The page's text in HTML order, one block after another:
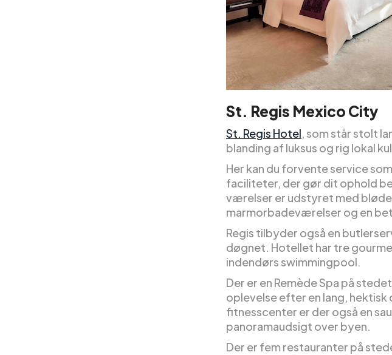
St. Regis Mexico City
St. Regis Hotel, som står stolt
blanding af luksus og rig lokal
Her kan du forvente service
faciliteter, der gør dit ophold
værelser er udstyret med
marmorbadeværelser og en
Regis tilbyder også en
døgnet. Hotellet har tre
indendørs swimmingpool.
Der er en Remède Spa på
oplevelse efter en lang, hektisk
fitnesscenter er der også en
panoramaudsigt over byen.
Der er fem restauranter på